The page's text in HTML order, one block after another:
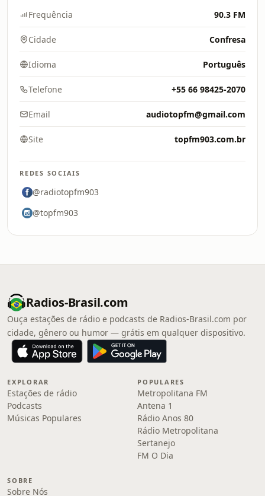
Frequência 90.3 FM
Cidade Confresa
Idioma Português
Telefone +55 66 98425-2070
Email audiotopfm@gmail.com
Site topfm903.com.br
REDES SOCIAIS
@radiotopfm903
@topfm903
Radios-Brasil.com
Ouça estações de rádio e podcasts de Radios-Brasil.com por
cidade, gênero ou humor — grátis em qualquer dispositivo.
EXPLORAR
Estações de rádio
Podcasts
Músicas Populares
POPULARES
Metropolitana FM
Antena 1
Rádio Anos 80
Rádio Metropolitana
Sertanejo
FM O Dia
SOBRE
Sobre Nós